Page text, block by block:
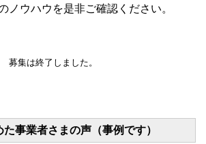
ノウハウを是非ご確認ください。
募集は終了しました。
事業者さまの声（事例です）